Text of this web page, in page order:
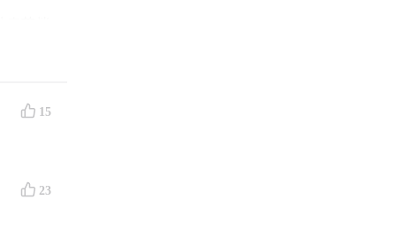
节档
人》
丸，
15
23